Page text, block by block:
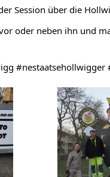
Session über die
oder neben ihn und
#nestaatsehollwigger